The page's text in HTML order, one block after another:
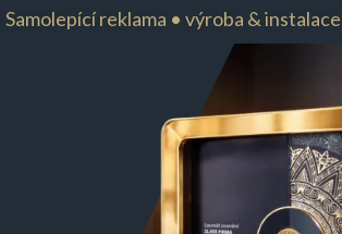
Samolepící reklama • výroba & instalace